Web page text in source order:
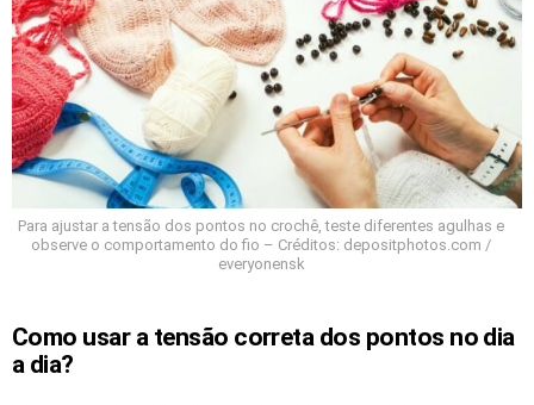
Para ajustar a tensão dos pontos no crochê, teste diferentes agulhas e
observe o comportamento do fio – Créditos: depositphotos.com /
everyonensk
Como usar a tensão correta dos pontos no dia
a dia?